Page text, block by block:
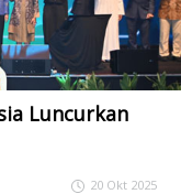
Luncurkan
20 Okt 2025